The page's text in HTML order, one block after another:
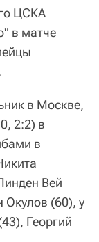
ЦСКА
в матче
в Москве,
2:2) в
в
Вей
Окулов (60), у
Георгий